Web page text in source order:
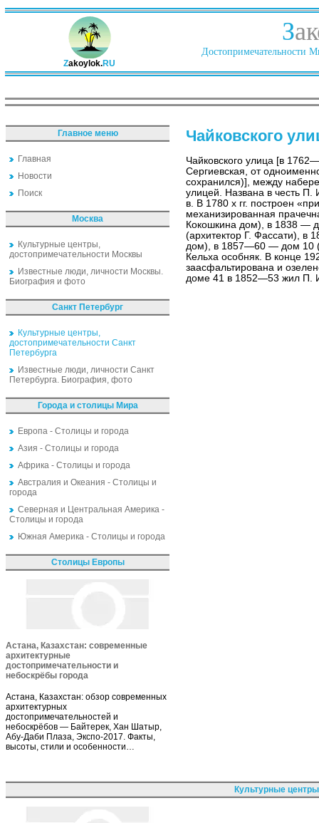
Zakoylok.RU
З
Достопримечательности
Главное меню
Главная
Новости
Поиск
Москва
Культурные центры,
достопримечательности Москвы
Известные люди, личности Москвы.
Биография и фото
Санкт Петербург
Культурные центры,
достопримечательности Санкт
Петербурга
Известные люди, личности Санкт
Петербурга. Биография, фото
Города и столицы Мира
Европа - Столицы и города
Азия - Столицы и города
Африка - Столицы и города
Австралия и Океания - Столицы и
города
Северная и Центральная Америка -
Столицы и города
Южная Америка - Столицы и города
Столицы Европы
Астана, Казахстан: современные
архитектурные
достопримечательности и
небоскрёбы города
Астана, Казахстан: обзор современных
архитектурных
достопримечательностей и
небоскрёбов — Байтерек, Хан Шатыр,
Абу-Даби Плаза, Экспо-2017. Факты,
высоты, стили и особенности…
Чайковского
Чайковского улица [в
Сергиевская, от
сохранился)], между
улицей. Названа в честь П.
в. В 1780 х гг. построен
механизированная
Кокошкина дом), в 1838 —
(архитектор Г. Фассати),
дом), в 1857—60 — дом 10
Кельха особняк. В конце
заасфальтирована и
доме 41 в 1852—53 жил П.
Культурные